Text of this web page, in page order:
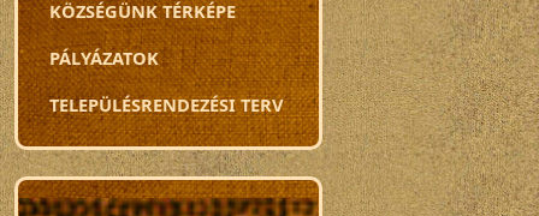
KÖZSÉGÜNK TÉRKÉPE
PÁLYÁZATOK
TELEPÜLÉSRENDEZÉSI TERV